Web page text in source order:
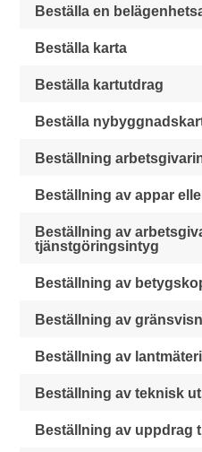
Beställa en
Beställa karta
Beställa kartutdrag
Beställa
Beställning
Beställning av appar
Beställning av
tjänstgöringsintyg
Beställning av
Beställning av
Beställning av
Beställning av teknisk
Beställning av uppdrag